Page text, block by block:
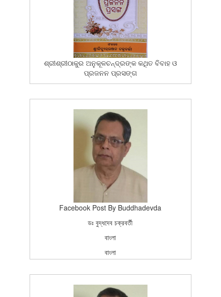
ଶ୍ରୀଶ୍ରୀଠାକୁର ଅନୁକୂଳଚନ୍ଦ୍ରଙ୍କ କଥିତ ବିବାହ ଓ
ପ୍ରଜନନ ପ୍ରସଙ୍ଗ
ଶ୍ରୀବିଦ୍ୟୁତ୍‌ରଞ୍ଜନ ଚକ୍ରବର୍ତ୍ତୀ
ଶ୍ରୀମତୀ ଶୈଳବାଳା ପ୍ରଧାନ
ଓଡ଼ିଆ
ବଙ୍ଗଳା
ଚର୍ଯ୍ୟାଶ୍ରମ ପ୍ରକାଶନ
ପପ୍ରଥମ ପ୍ରକାଶ (ଓଡ଼ିଆ ଅନୁବାଦ)
2006-02-13T15:26:37Z
BOOK
100
Facebook Post By Buddhadevda
ডঃ বুদ্ধদেব চক্রবর্তী
বাংলা
বাংলা